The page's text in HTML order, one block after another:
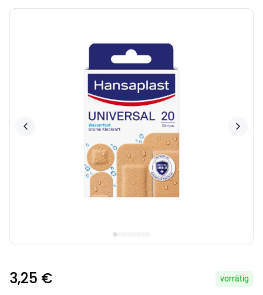
3,25 € vorrätig